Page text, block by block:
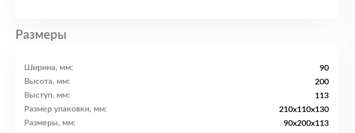
Размеры
Ширина, мм:
90
Высота, мм:
200
Выступ, мм:
113
Размер упаковки, мм:
210x110x130
Размеры, мм:
90x200x113